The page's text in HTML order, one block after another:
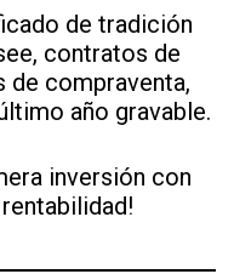
de tradición
contratos de
de compraventa,
año gravable.
inversión con